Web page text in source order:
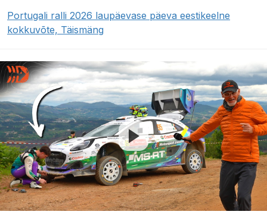
Portugali ralli 2026 laupäevase päeva eestikeelne
kokkuvõte, Täismäng